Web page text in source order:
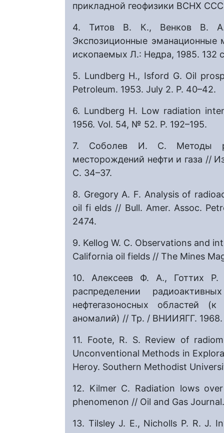
прикладной геофизики ВСНХ
4. Титов В. К., Венков В.
Экспозиционные
ископаемых Л.: Недра, 1985. 132
5. Lundberg H., Isford G. Oil
Petroleum. 1953. July 2. P. 40–42.
6. Lundberg H. Low radiation
1956. Vol. 54, № 52. P. 192–195.
7. Соболев И. С. Методы
месторождений нефти и газа //
C. 34–37.
8. Gregory A. F. Analysis of
oil fi elds // Bull. Amer. Assoc.
2474.
9. Kellog W. C. Observations and
California oil fields // The Mines
10. Алексеев Ф. А., Готтих
распределении
нефтегазоносных областей
аномалий) // Тр. / ВНИИЯГГ.
11. Foote, R. S. Review of
Unconventional Methods in
Heroy. Southern Methodist
12. Kilmer C. Radiation lows
phenomenon // Oil and Gas
13. Tilsley J. E., Nicholls P. R. J.